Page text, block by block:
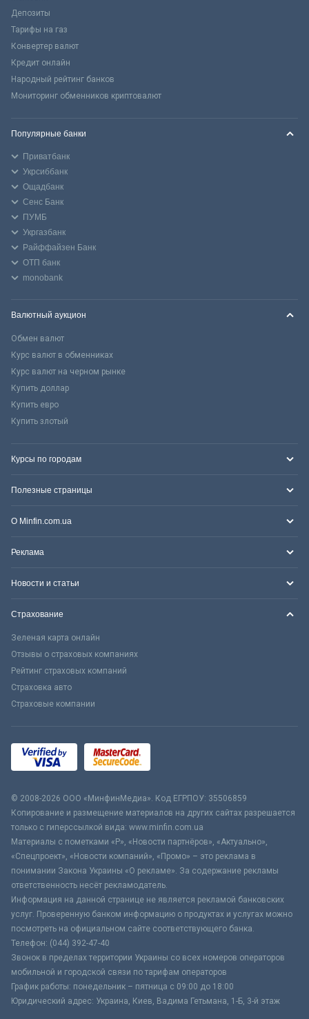
Депозиты
Тарифы на газ
Конвертер валют
Кредит онлайн
Народный рейтинг банков
Мониторинг обменников криптовалют
Популярные банки
Приватбанк
Укрсиббанк
Ощадбанк
Сенс Банк
ПУМБ
Укргазбанк
Райффайзен Банк
ОТП банк
monobank
Валютный аукцион
Обмен валют
Курс валют в обменниках
Курс валют на черном рынке
Купить доллар
Купить евро
Купить злотый
Курсы по городам
Полезные страницы
О Minfin.com.ua
Реклама
Новости и статьи
Страхование
Зеленая карта онлайн
Отзывы о страховых компаниях
Рейтинг страховых компаний
Страховка авто
Страховые компании
© 2008-2026 ООО «МинфинМедиа». Код ЕГРПОУ: 35506859
Копирование и размещение материалов на других сайтах разрешается
только с гиперссылкой вида: www.minfin.com.ua
Материалы с пометками «Р», «Новости партнёров», «Актуально»,
«Спецпроект», «Новости компаний», «Промо» – это реклама в
понимании Закона Украины «О рекламе». За содержание рекламы
ответственность несёт рекламодатель.
Информация на данной странице не является рекламой банковских
услуг. Проверенную банком информацию о продуктах и услугах можно
посмотреть на официальном сайте соответствующего банка.
Телефон: (044) 392-47-40
Звонок в пределах территории Украины со всех номеров операторов
мобильной и городской связи по тарифам операторов
График работы: понедельник – пятница с 09:00 до 18:00
Юридический адрес: Украина, Киев, Вадима Гетьмана, 1-Б, 3-й этаж